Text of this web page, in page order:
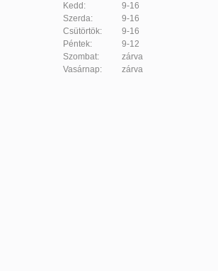
Kedd:
9-16
Szerda:
9-16
Csütörtök:
9-16
Péntek:
9-12
Szombat:
zárva
Vasárnap:
zárva